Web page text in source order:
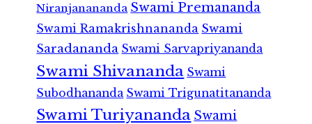
Niranjanananda Swami Premananda
Swami Ramakrishnananda Swami
Saradananda Swami Sarvapriyananda
Swami Shivananda Swami
Subodhananda Swami Trigunatitananda
Swami Turiyananda Swami